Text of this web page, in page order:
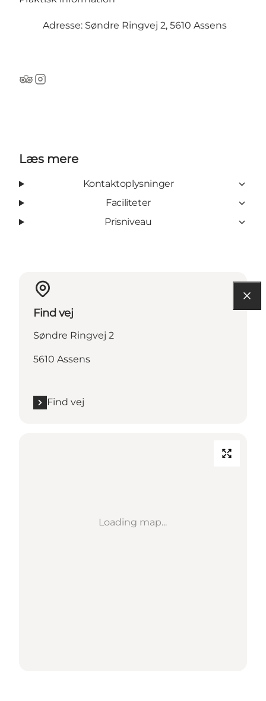
Adresse: Søndre Ringvej 2, 5610 Assens
TripAdvisor
Instagram
Læs mere
Kontaktoplysninger
Faciliteter
Prisniveau
Find vej
Søndre Ringvej 2
5610 Assens
Find vej
Loading map...